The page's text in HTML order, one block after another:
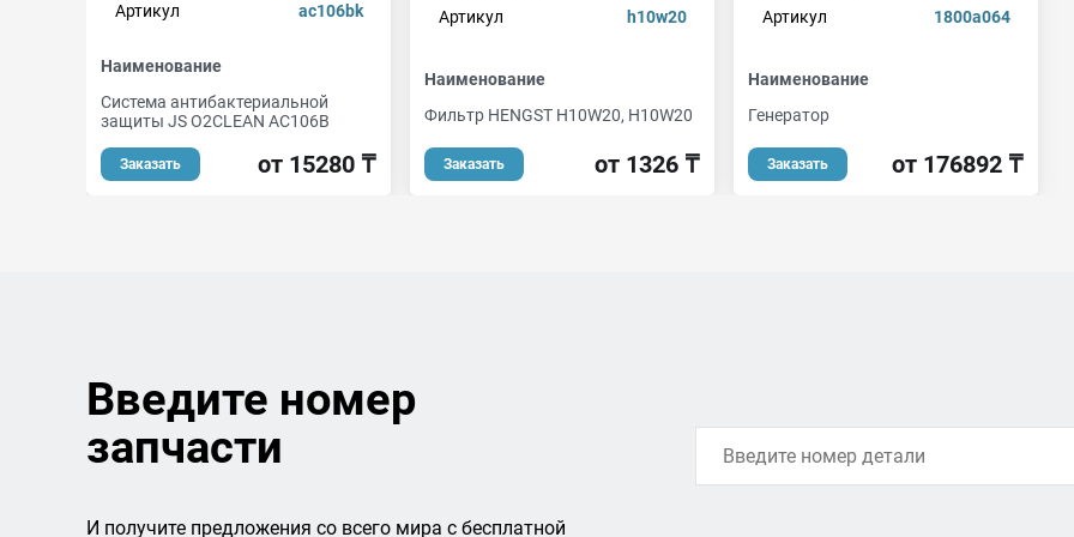
Артикул
ac106bk
Наименование
Система антибактериальной
защиты JS O2CLEAN AC106B
Заказать от 15280 ₸
Артикул
h10w20
Наименование
Фильтр HENGST H10W20, H10W20
Заказать от 1326 ₸
Артикул
1800a064
Наименование
Генератор
Заказать от 176892 ₸
Введите номер
запчасти
И получите предложения со всего мира с бесплатной